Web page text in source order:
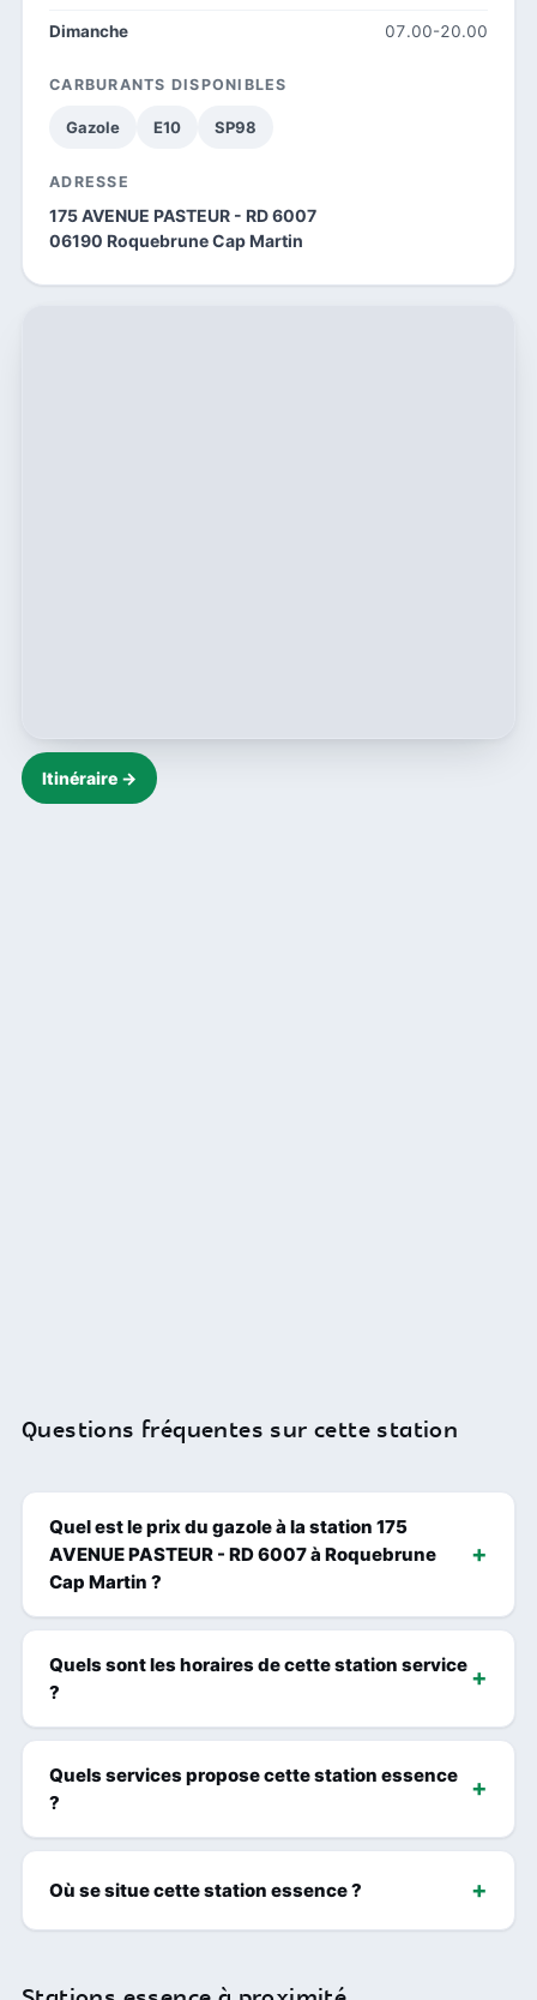
Dimanche 07.00-20.00
CARBURANTS DISPONIBLES
Gazole E10 SP98
ADRESSE
175 AVENUE PASTEUR - RD 6007
06190 Roquebrune Cap Martin
Itinéraire →
Questions fréquentes sur cette station
Quel est le prix du gazole à la station 175
AVENUE PASTEUR - RD 6007 à Roquebrune
Cap Martin ?
Quels sont les horaires de cette station service
?
Quels services propose cette station essence
?
Où se situe cette station essence ?